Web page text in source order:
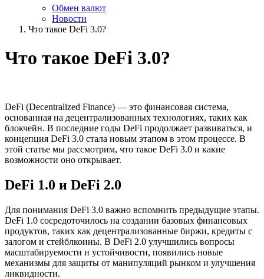
Обмен валют
Новости
Что такое DeFi 3.0?
Что такое DeFi 3.0?
DeFi (Decentralized Finance) — это финансовая система,
основанная на децентрализованных технологиях, таких как
блокчейн. В последние годы DeFi продолжает развиваться, и
концепция DeFi 3.0 стала новым этапом в этом процессе. В
этой статье мы рассмотрим, что такое DeFi 3.0 и какие
возможности оно открывает.
DeFi 1.0 и DeFi 2.0
Для понимания DeFi 3.0 важно вспомнить предыдущие этапы.
DeFi 1.0 сосредоточилось на создании базовых финансовых
продуктов, таких как децентрализованные биржи, кредиты с
залогом и стейблкоины. В DeFi 2.0 улучшились вопросы
масштабируемости и устойчивости, появились новые
механизмы для защиты от манипуляций рынком и улучшения
ликвидности.